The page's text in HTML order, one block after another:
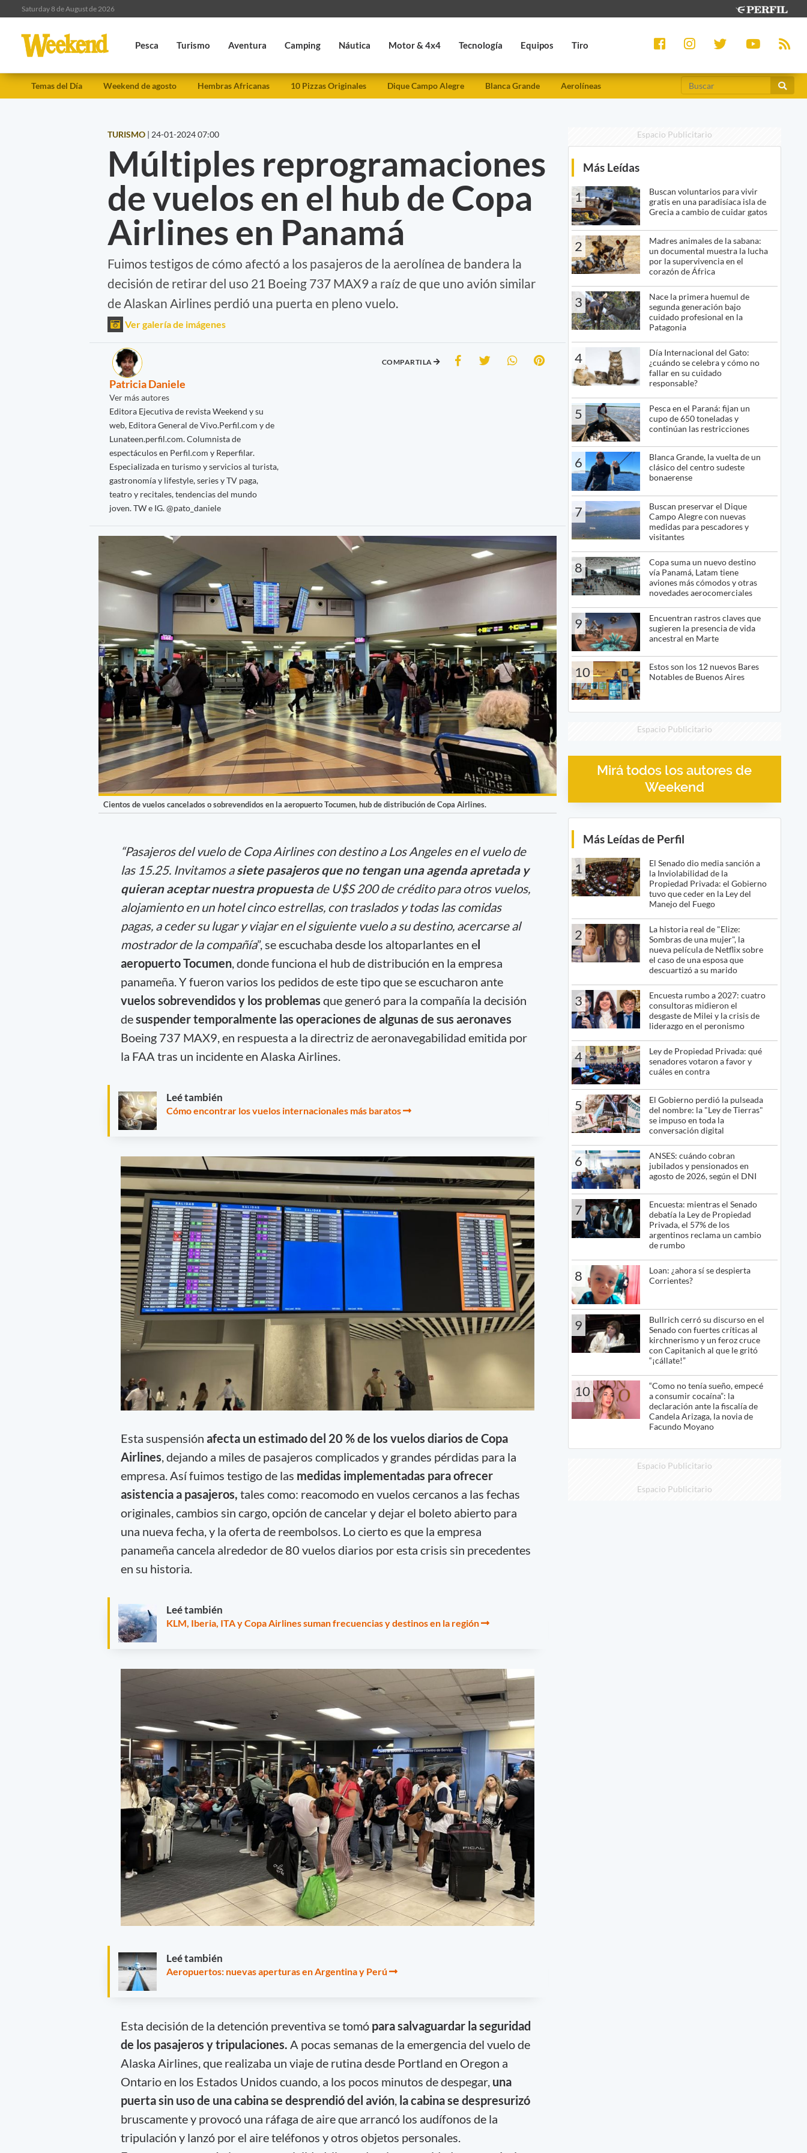
Saturday 8 de August de 2026
Pesca Turismo Aventura Camping Náutica Motor & 4x4 Tecnología Equipos Tiro
Temas del Día Weekend de agosto Hembras Africanas 10 Pizzas Originales Dique Campo Alegre Blanca Grande Aerolíneas
TURISMO | 24-01-2024 07:00
Múltiples reprogramaciones
de vuelos en el hub de Copa
Airlines en Panamá
Fuimos testigos de cómo afectó a los pasajeros de la aerolínea de bandera la
decisión de retirar del uso 21 Boeing 737 MAX9 a raíz de que uno avión similar
de Alaskan Airlines perdió una puerta en pleno vuelo.
Ver galería de imágenes
Patricia Daniele
Ver más autores
Editora Ejecutiva de revista Weekend y su
web, Editora General de Vivo.Perfil.com y de
Lunateen.perfil.com. Columnista de
espectáculos en Perfil.com y Reperfilar.
Especializada en turismo y servicios al turista,
gastronomía y lifestyle, series y TV paga,
teatro y recitales, tendencias del mundo
joven. TW e IG. @pato_daniele
COMPARTILA
Cientos de vuelos cancelados o sobrevendidos en la aeropuerto Tocumen, hub de distribución de Copa Airlines.
“Pasajeros del vuelo de Copa Airlines con destino a Los Angeles en el vuelo de
las 15.25. Invitamos asiete pasajeros que no tengan una agenda apretada y
quieran aceptar nuestra propuestade U$S 200 de crédito para otros vuelos,
alojamiento en un hotel cinco estrellas, con traslados y todas las comidas
pagas, a ceder su lugar y viajar en el siguiente vuelo a su destino, acercarse al
mostrador de la compañía”, se escuchaba desde los altoparlantes en el
aeropuerto Tocumen, donde funciona el hub de distribución en la empresa
panameña. Y fueron varios los pedidos de este tipo que se escucharon ante
vuelos sobrevendidos y los problemas que generó para la compañía la decisión
desuspender temporalmente las operaciones de algunas de sus aeronaves
Boeing 737 MAX9, en respuesta a la directriz de aeronavegabilidad emitida por
la FAA tras un incidente en Alaska Airlines.
Leé también
Cómo encontrar los vuelos internacionales más baratos
Esta suspensión afecta un estimado del 20 % de los vuelos diarios de Copa
Airlines , dejando a miles de pasajeros complicados y grandes pérdidas para la
empresa. Así fuimos testigo de las medidas implementadas para ofrecer
asistencia a pasajeros, tales como: reacomodo en vuelos cercanos a las fechas
originales, cambios sin cargo, opción de cancelar y dejar el boleto abierto para
una nueva fecha, y la oferta de reembolsos. Lo cierto es que la empresa
panameña cancela alrededor de 80 vuelos diarios por esta crisis sin precedentes
en su historia.
Leé también
KLM, Iberia, ITA y Copa Airlines suman frecuencias y destinos en la región
Leé también
Aeropuertos: nuevas aperturas en Argentina y Perú
Esta decisión de la detención preventiva se tomó para salvaguardar la seguridad
de los pasajeros y tripulaciones. A pocas semanas de la emergencia del vuelo de
Alaska Airlines, que realizaba un viaje de rutina desde Portland en Oregon a
Ontario en los Estados Unidos cuando, a los pocos minutos de despegar,una
puerta sin uso de una cabina se desprendió del avión, la cabina se despresurizó
bruscamente y provocó una ráfaga de aire que arrancó los audífonos de la
tripulación y lanzó por el aire teléfonos y otros objetos personales.
Espacio Publicitario
Más Leídas
1
Buscan voluntarios para vivir
gratis en una paradisíaca isla de
Grecia a cambio de cuidar gatos
2
Madres animales de la sabana:
un documental muestra la lucha
por la supervivencia en el
corazón de África
3
Nace la primera huemul de
segunda generación bajo
cuidado profesional en la
Patagonia
4
Día Internacional del Gato:
¿cuándo se celebra y cómo no
fallar en su cuidado
responsable?
5
Pesca en el Paraná: fijan un
cupo de 650 toneladas y
continúan las restricciones
6
Blanca Grande, la vuelta de un
clásico del centro sudeste
bonaerense
7
Buscan preservar el Dique
Campo Alegre con nuevas
medidas para pescadores y
visitantes
8
Copa suma un nuevo destino
vía Panamá, Latam tiene
aviones más cómodos y otras
novedades aerocomerciales
9
Encuentran rastros claves que
sugieren la presencia de vida
ancestral en Marte
10
Estos son los 12 nuevos Bares
Notables de Buenos Aires
Espacio Publicitario
Mirá todos los autores de
Weekend
Más Leídas de Perfil
1
El Senado dio media sanción a
la Inviolabilidad de la
Propiedad Privada: el Gobierno
tuvo que ceder en la Ley del
Manejo del Fuego
2
La historia real de "Elize:
Sombras de una mujer", la
nueva película de Netflix sobre
el caso de una esposa que
descuartizó a su marido
3
Encuesta rumbo a 2027: cuatro
consultoras midieron el
desgaste de Milei y la crisis de
liderazgo en el peronismo
4
Ley de Propiedad Privada: qué
senadores votaron a favor y
cuáles en contra
5
El Gobierno perdió la pulseada
del nombre: la "Ley de Tierras"
se impuso en toda la
conversación digital
6
ANSES: cuándo cobran
jubilados y pensionados en
agosto de 2026, según el DNI
7
Encuesta: mientras el Senado
debatía la Ley de Propiedad
Privada, el 57% de los
argentinos reclama un cambio
de rumbo
8
Loan: ¿ahora sí se despierta
Corrientes?
9
Bullrich cerró su discurso en el
Senado con fuertes críticas al
kirchnerismo y un feroz cruce
con Capitanich al que le gritó
“¡cállate!”
10
“Como no tenía sueño, empecé
a consumir cocaína”: la
declaración ante la fiscalía de
Candela Arizaga, la novia de
Facundo Moyano
Espacio Publicitario
Espacio Publicitario